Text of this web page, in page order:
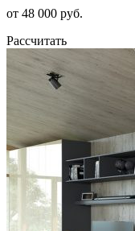
от 48 000 руб.
Рассчитать